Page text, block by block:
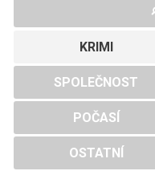
KRIMI
SPOLEČNOST
POČASÍ
OSTATNÍ